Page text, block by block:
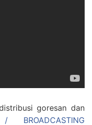
goresan dan